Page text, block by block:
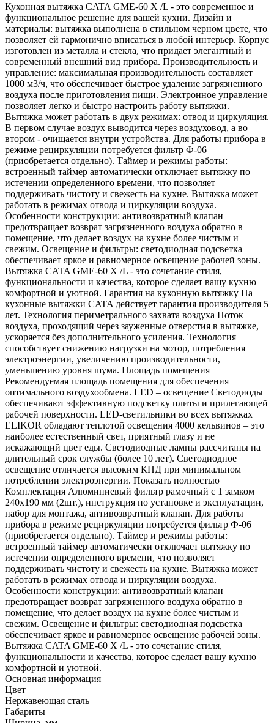
Кухонная вытяжка CATA GME-60 X /L - это современное и
функциональное решение для вашей кухни. Дизайн и
материалы: вытяжка выполнена в стильном черном цвете, что
позволяет ей гармонично вписаться в любой интерьер. Корпус
изготовлен из металла и стекла, что придает элегантный и
современный внешний вид прибора. Производительность и
управление: максимальная производительность составляет
1000 м3/ч, что обеспечивает быстрое удаление загрязненного
воздуха после приготовления пищи. Электронное управление
позволяет легко и быстро настроить работу вытяжки.
Вытяжка может работать в двух режимах: отвод и циркуляция.
В первом случае воздух выводится через воздуховод, а во
втором - очищается внутри устройства. Для работы прибора в
режиме рециркуляции потребуется фильтр Ф-06
(приобретается отдельно). Таймер и режимы работы:
встроенный таймер автоматически отключает вытяжку по
истечении определенного времени, что позволяет
поддерживать чистоту и свежесть на кухне. Вытяжка может
работать в режимах отвода и циркуляции воздуха.
Особенности конструкции: антивозвратный клапан
предотвращает возврат загрязненного воздуха обратно в
помещение, что делает воздух на кухне более чистым и
свежим. Освещение и фильтры: светодиодная подсветка
обеспечивает яркое и равномерное освещение рабочей зоны.
Вытяжка CATA GME-60 X /L - это сочетание стиля,
функциональности и качества, которое сделает вашу кухню
комфортной и уютной. Гарантия на кухонную вытяжку На
кухонные вытяжки CATA действует гарантия производителя 5
лет. Технология периметрального захвата воздуха Поток
воздуха, проходящий через зауженные отверстия в вытяжке,
ускоряется без дополнительного усиления. Технология
способствует снижению нагрузки на мотор, потребления
электроэнергии, увеличению производительности,
уменьшению уровня шума. Площадь помещения
Рекомендуемая площадь помещения для обеспечения
оптимального воздухообмена. LED – освещение Светодиоды
обеспечивают эффективную подсветку плиты и прилегающей
рабочей поверхности. LED-светильники во всех вытяжках
ELIKOR обладают теплотой освещения 4000 кельвинов – это
наиболее естественный свет, приятный глазу и не
искажающий цвет еды. Светодиодные лампы рассчитаны на
длительный срок службы (более 10 лет). Светодиодное
освещение отличается высоким КПД при минимальном
потреблении электроэнергии. Показать полностью
Комплектация Алюминиевый фильтр рамочный с 1 замком
240х190 мм (2шт.), инструкция по установке и эксплуатации,
набор для монтажа, антивозвратный клапан. Для работы
прибора в режиме рециркуляции потребуется фильтр Ф-06
(приобретается отдельно). Таймер и режимы работы:
встроенный таймер автоматически отключает вытяжку по
истечении определенного времени, что позволяет
поддерживать чистоту и свежесть на кухне. Вытяжка может
работать в режимах отвода и циркуляции воздуха.
Особенности конструкции: антивозвратный клапан
предотвращает возврат загрязненного воздуха обратно в
помещение, что делает воздух на кухне более чистым и
свежим. Освещение и фильтры: светодиодная подсветка
обеспечивает яркое и равномерное освещение рабочей зоны.
Вытяжка CATA GME-60 X /L - это сочетание стиля,
функциональности и качества, которое сделает вашу кухню
комфортной и уютной.
Основная информация
Цвет
Нержавеющая сталь
Габариты